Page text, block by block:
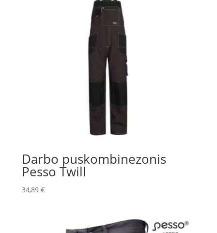
Darbo puskombinezonis
Pesso Twill
34,89 €